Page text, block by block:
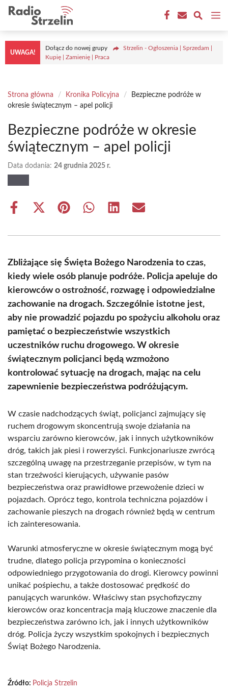
Przejdź
treści
UWAGA!
Dołącz do nowej grupy
Strzelin - Ogłoszenia | Sprzedam |
Kupię | Zamienię | Praca
Strona główna / Kronika Policyjna /
Bezpieczne podróże w
okresie świątecznym – apel policji
Bezpieczne podróże w okresie
świątecznym – apel policji
Data dodania: 24 grudnia 2025 r.
Share
Share
(Twitter)
Share Share Share Share
Zbliżające się Święta Bożego Narodzenia to czas,
kiedy wiele osób planuje podróże. Policja apeluje do
kierowców o ostrożność, rozwagę i odpowiedzialne
zachowanie na drogach. Szczególnie istotne jest,
aby nie prowadzić pojazdu po spożyciu alkoholu oraz
pamiętać o bezpieczeństwie wszystkich
uczestników ruchu drogowego. W okresie
świątecznym policjanci będą wzmożono
kontrolować sytuację na drogach, mając na celu
zapewnienie bezpieczeństwa podróżującym.
W czasie nadchodzących świąt, policjanci zajmujący się
ruchem drogowym skoncentrują swoje działania na
wsparciu zarówno kierowców, jak i innych użytkowników
dróg, takich jak piesi i rowerzyści. Funkcjonariusze zwrócą
szczególną uwagę na przestrzeganie przepisów, w tym na
stan trzeźwości kierujących, używanie pasów
bezpieczeństwa oraz prawidłowe przewożenie dzieci w
pojazdach. Oprócz tego, kontrola techniczna pojazdów i
zachowanie pieszych na drogach również będą w centrum
ich zainteresowania.
Warunki atmosferyczne w okresie świątecznym mogą być
trudne, dlatego policja przypomina o konieczności
odpowiedniego przygotowania do drogi. Kierowcy powinni
unikać pośpiechu, a także dostosować prędkość do
panujących warunków. Właściwy stan psychofizyczny
kierowców oraz koncentracja mają kluczowe znaczenie dla
bezpieczeństwa zarówno ich, jak i innych użytkowników
dróg. Policja życzy wszystkim spokojnych i bezpiecznych
Świąt Bożego Narodzenia.
Źródło: Policja Strzelin